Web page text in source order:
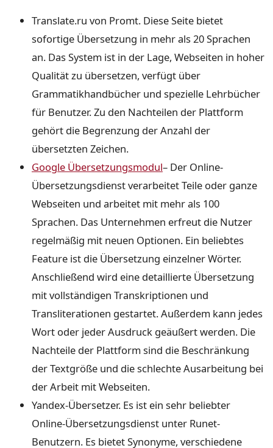
Translate.ru von Promt. Diese Seite bietet
sofortige Übersetzung in mehr als 20 Sprachen
an. Das System ist in der Lage, Webseiten in hoher
Qualität zu übersetzen, verfügt über
Grammatikhandbücher und spezielle Lehrbücher
für Benutzer. Zu den Nachteilen der Plattform
gehört die Begrenzung der Anzahl der
übersetzten Zeichen.
Google Übersetzungsmodul– Der Online-
Übersetzungsdienst verarbeitet Teile oder ganze
Webseiten und arbeitet mit mehr als 100
Sprachen. Das Unternehmen erfreut die Nutzer
regelmäßig mit neuen Optionen. Ein beliebtes
Feature ist die Übersetzung einzelner Wörter.
Anschließend wird eine detaillierte Übersetzung
mit vollständigen Transkriptionen und
Transliterationen gestartet. Außerdem kann jedes
Wort oder jeder Ausdruck geäußert werden. Die
Nachteile der Plattform sind die Beschränkung
der Textgröße und die schlechte Ausarbeitung bei
der Arbeit mit Webseiten.
Yandex-Übersetzer. Es ist ein sehr beliebter
Online-Übersetzungsdienst unter Runet-
Benutzern. Es bietet Synonyme, verschiedene